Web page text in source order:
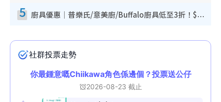
5 廚具優惠｜普樂氏/意美廚/Buffalo廚具低至3折！$89起買煎鍋／炒鑊／個人鍋 同場小家電激減至$99起